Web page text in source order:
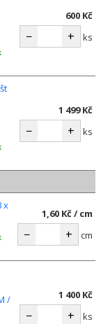
600 Kč
− + ks
1 499 Kč
− + ks
x
1,60 Kč / cm
− + cm
/
1 400 Kč
− + ks